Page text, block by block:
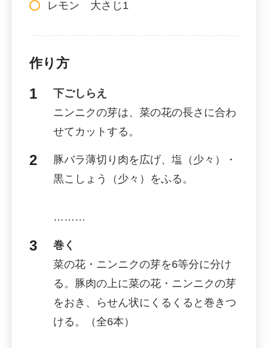
レモン 大さじ1
作り方
下ごしらえ
ニンニクの芽は、菜の花の長さに合わ
せてカットする。
豚バラ薄切り肉を広げ、塩（少々）・
黒こしょう（少々）をふる。
………
巻く
菜の花・ニンニクの芽を6等分に分け
る。豚肉の上に菜の花・ニンニクの芽
をおき、らせん状にくるくると巻きつ
ける。（全6本）